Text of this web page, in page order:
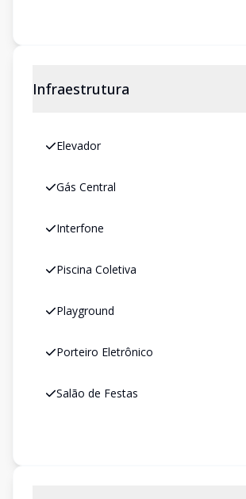
Infraestrutura
Elevador
Gás Central
Interfone
Piscina Coletiva
Playground
Porteiro Eletrônico
Salão de Festas